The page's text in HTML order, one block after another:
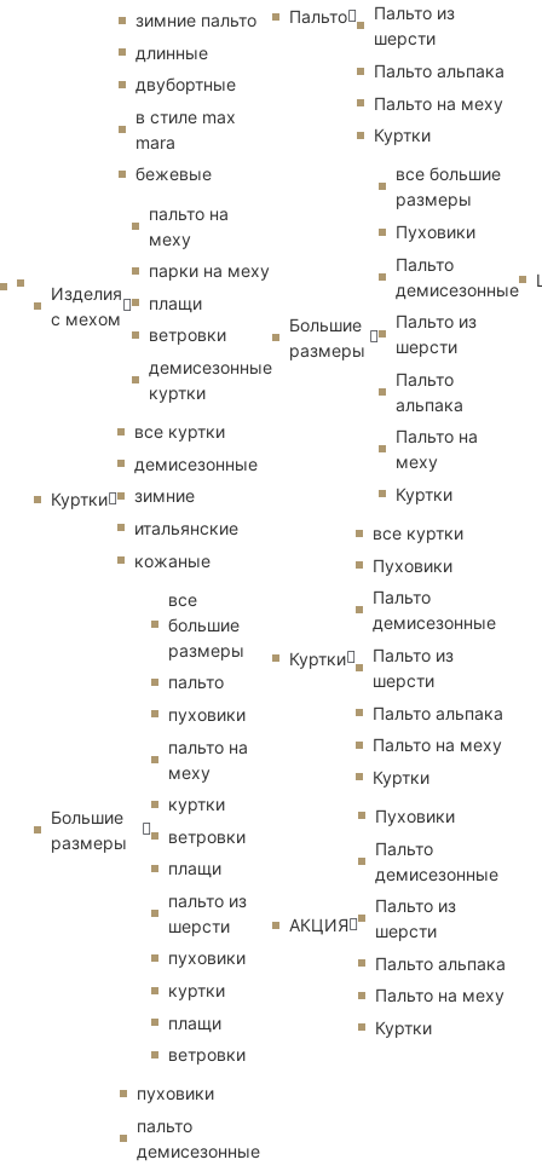
зимние пальто
длинные
двубортные
в стиле max
mara
бежевые
Изделия
с мехом
пальто на
меху
парки на меху
плащи
ветровки
демисезонные
куртки
Куртки
все куртки
демисезонные
зимние
итальянские
кожаные
Большие
размеры
все
большие
размеры
пальто
пуховики
пальто на
меху
куртки
ветровки
плащи
пальто из
шерсти
пуховики
куртки
плащи
ветровки
пуховики
пальто
демисезонные
Пальто
Пальто из
шерсти
Пальто альпака
Пальто на меху
Куртки
Большие
размеры
все большие
размеры
Пуховики
Пальто
демисезонные
Пальто из
шерсти
Пальто
альпака
Пальто на
меху
Куртки
Куртки
все куртки
Пуховики
Пальто
демисезонные
Пальто из
шерсти
Пальто альпака
Пальто на меху
Куртки
АКЦИЯ
Пуховики
Пальто
демисезонные
Пальто из
шерсти
Пальто альпака
Пальто на меху
Куртки